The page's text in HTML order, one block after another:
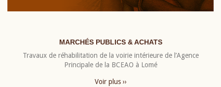
MARCHÉS PUBLICS & ACHATS
Travaux de réhabilitation de la voirie intérieure de l’Agence
Principale de la BCEAO à Lomé
Voir plus ››